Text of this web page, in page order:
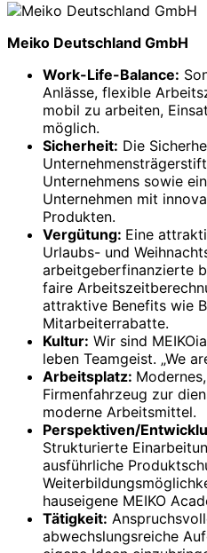
Meiko Deutschland GmbH
Work-Life-Balance:
Anlässe, flexible
mobil zu arbeiten,
möglich.
Sicherheit: Die
Unternehmens sowie
Unternehmen mit
Produkten.
Vergütung: Eine
Urlaubs- und
arbeitgeberfinanzierte
faire
attraktive Benefits wie
Mitarbeiterrabatte.
Kultur: Wir sind
leben Teamgeist. „We
Arbeitsplatz:
Firmenfahrzeug zur
moderne Arbeitsmittel.
Perspektiven/
Strukturierte
ausführliche
hauseigene MEIKO
Tätigkeit:
abwechslungsreiche